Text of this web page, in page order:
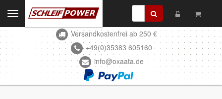
Kontakt
WebShop/Produkte
Schleifmittel
Toggle
navigation Versandkostenfrei ab 250 €
+49(0)35383 605160
info@oxaata.de